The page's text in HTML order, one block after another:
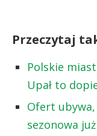
Przeczytaj
Polskie
Upał to
Ofert ubywa,
sezonowa